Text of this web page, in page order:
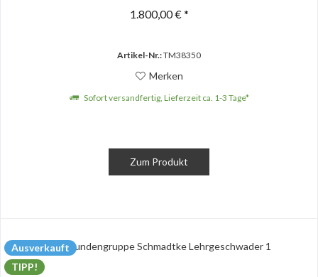
1.800,00 € *
Artikel-Nr.:TM38350
Merken
Sofort versandfertig, Lieferzeit ca. 1-3 Tage*
Zum Produkt
Ausverkauft
TIPP!